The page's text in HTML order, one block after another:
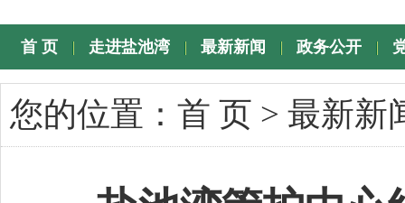
首 页 走进盐池湾 最新新闻 政务公开
您的位置： 首 页 > 最新新